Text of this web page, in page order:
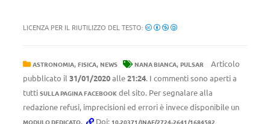
LICENZA PER IL RIUTILIZZO DEL TESTO:
ASTRONOMIA, FISICA, NEWS NANA BIANCA, PULSAR
Articolo
pubblicato il 31/01/2020alle21:24. I commenti sono aperti a
tutti SULLA PAGINA FACEBOOK del sito. Per segnalare alla
redazione refusi, imprecisioni ed errori è invece disponibile un
MODULO DEDICATO. Doi: 10.20371/INAF/2724-2641/1684582